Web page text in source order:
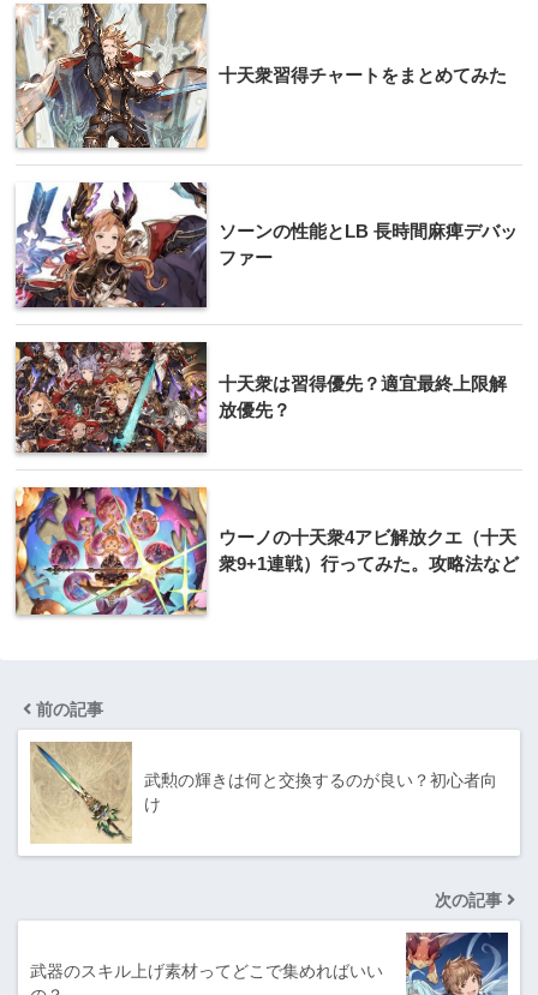
十天衆習得チャートをまとめてみた
ソーンの性能とLB 長時間麻痺デバッ
ファー
十天衆は習得優先？適宜最終上限解
放優先？
ウーノの十天衆4アビ解放クエ（十天
衆9+1連戦）行ってみた。攻略法など
前の記事
武勲の輝きは何と交換するのが良い？初心者向
け
次の記事
武器のスキル上げ素材ってどこで集めればいい